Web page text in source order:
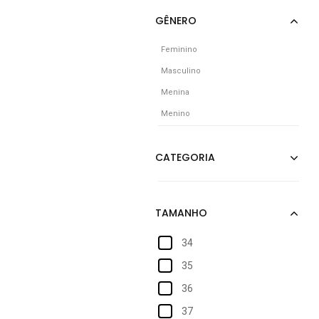
Feminino
Masculino
Menina
Menino
34
35
36
37